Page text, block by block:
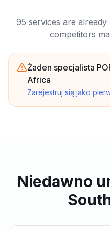
95 services are
competitors
Żaden specjalista
Africa
Zarejestruj się jako
Niedawno